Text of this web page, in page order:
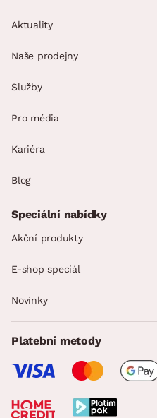
Aktuality
Naše prodejny
Služby
Pro média
Kariéra
Blog
Speciální nabídky
Akční produkty
E-shop speciál
Novinky
Platební metody